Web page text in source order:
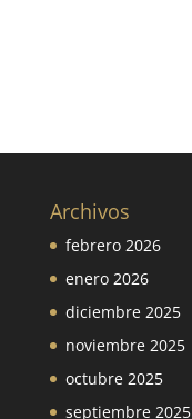
Archivos
febrero 2026
enero 2026
diciembre 2025
noviembre 2025
octubre 2025
septiembre 2025